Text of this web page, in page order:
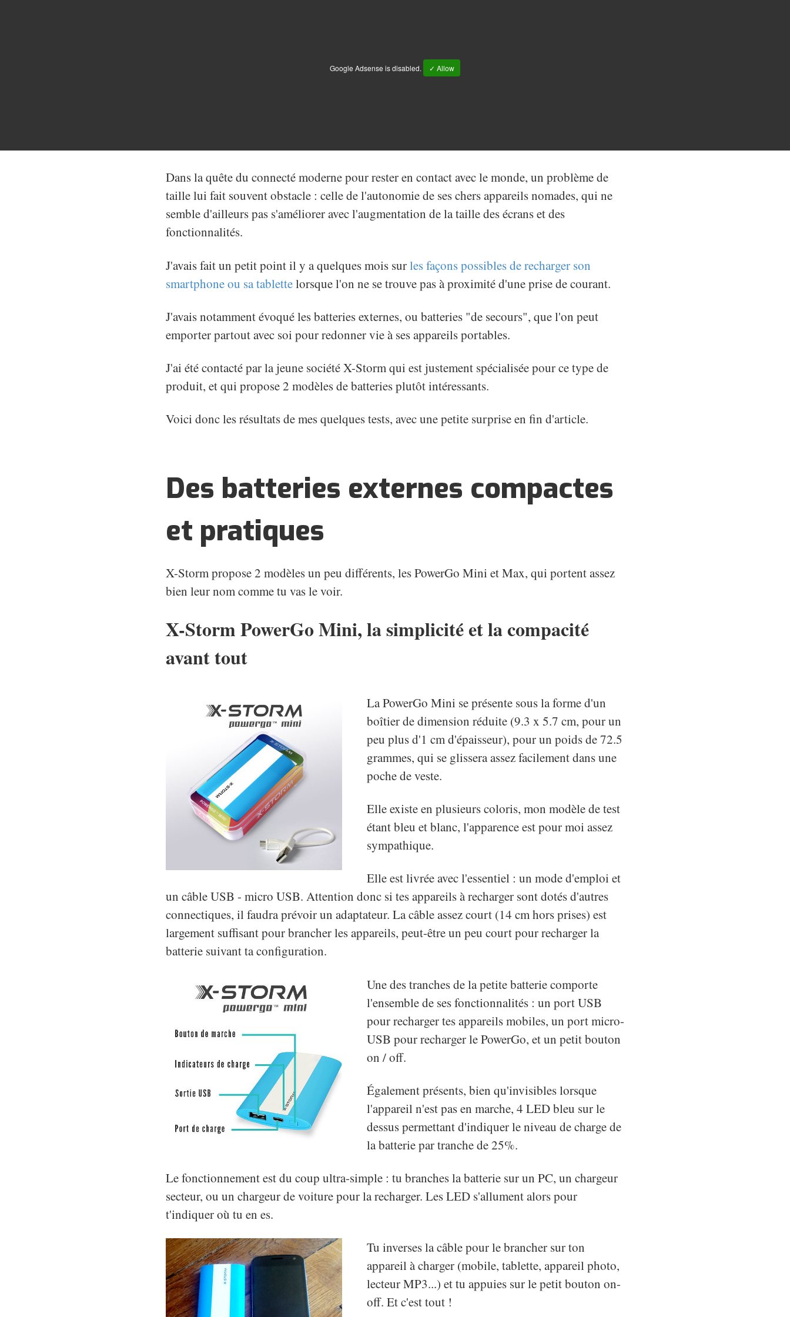
Google Adsense is disabled. ✓ Allow
Dans la quête du connecté moderne pour rester en contact avec le monde, un problème de
taille lui fait souvent obstacle : celle de l'autonomie de ses chers appareils nomades, qui ne
semble d'ailleurs pas s'améliorer avec l'augmentation de la taille des écrans et des
fonctionnalités.
J'avais fait un petit point il y a quelques mois surles façons possibles de recharger son
smartphone ou sa tablettelorsque l'on ne se trouve pas à proximité d'une prise de courant.
J'avais notamment évoqué les batteries externes, ou batteries "de secours", que l'on peut
emporter partout avec soi pour redonner vie à ses appareils portables.
J'ai été contacté par la jeune société X-Storm qui est justement spécialisée pour ce type de
produit, et qui propose 2 modèles de batteries plutôt intéressants.
Voici donc les résultats de mes quelques tests, avec une petite surprise en fin d'article.
Des batteries externes compactes
et pratiques
X-Storm propose 2 modèles un peu différents, les PowerGo Mini et Max, qui portent assez
bien leur nom comme tu vas le voir.
X-Storm PowerGo Mini, la simplicité et la compacité
avant tout
La PowerGo Mini se présente sous la forme d'un
boîtier de dimension réduite (9.3 x 5.7 cm, pour un
peu plus d'1 cm d'épaisseur), pour un poids de 72.5
grammes, qui se glissera assez facilement dans une
poche de veste.
Elle existe en plusieurs coloris, mon modèle de test
étant bleu et blanc, l'apparence est pour moi assez
sympathique.
Elle est livrée avec l'essentiel : un mode d'emploi et
un câble USB - micro USB. Attention donc si tes appareils à recharger sont dotés d'autres
connectiques, il faudra prévoir un adaptateur. La câble assez court (14 cm hors prises) est
largement suffisant pour brancher les appareils, peut-être un peu court pour recharger la
batterie suivant ta configuration.
Une des tranches de la petite batterie comporte
l'ensemble de ses fonctionnalités : un port USB
pour recharger tes appareils mobiles, un port micro-
USB pour recharger le PowerGo, et un petit bouton
on / off.
Également présents, bien qu'invisibles lorsque
l'appareil n'est pas en marche, 4 LED bleu sur le
dessus permettant d'indiquer le niveau de charge de
la batterie par tranche de 25%.
Le fonctionnement est du coup ultra-simple : tu branches la batterie sur un PC, un chargeur
secteur, ou un chargeur de voiture pour la recharger. Les LED s'allument alors pour
t'indiquer où tu en es.
Tu inverses la câble pour le brancher sur ton
appareil à charger (mobile, tablette, appareil photo,
lecteur MP3...) et tu appuies sur le petit bouton on-
off. Et c'est tout !